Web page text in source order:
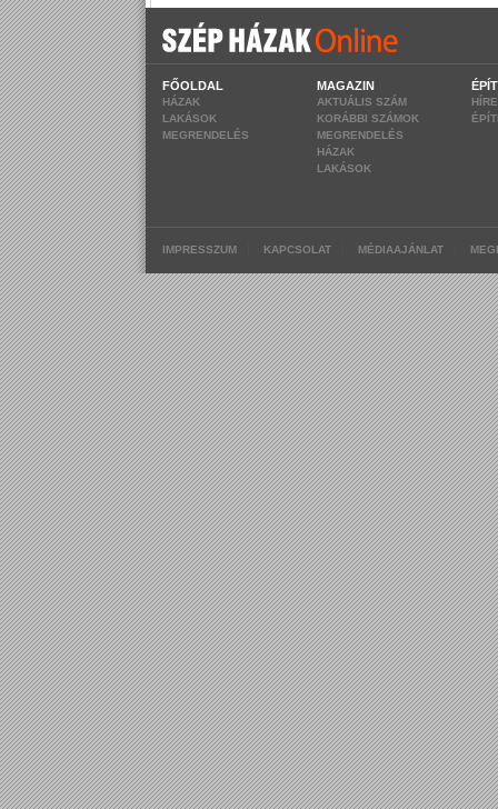
FŐOLDAL
HÁZAK
LAKÁSOK
MEGRENDELÉS
MAGAZIN
AKTUÁLIS SZÁM
KORÁBBI SZÁMOK
MEGRENDELÉS
HÁZAK
LAKÁSOK
IMPRESSZUM KAPCSOLAT MÉDIAAJÁNLAT